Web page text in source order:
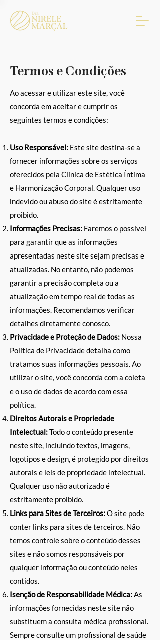
Termos e Condições
Ao acessar e utilizar este site, você
concorda em aceitar e cumprir os
seguintes termos e condições:
Uso Responsável: Este site destina-se a
fornecer informações sobre os serviços
oferecidos pela Clínica de Estética Íntima
e Harmonização Corporal. Qualquer uso
indevido ou abuso do site é estritamente
proibido.
Informações Precisas: Faremos o possível
para garantir que as informações
apresentadas neste site sejam precisas e
atualizadas. No entanto, não podemos
garantir a precisão completa ou a
atualização em tempo real de todas as
informações. Recomendamos verificar
detalhes diretamente conosco.
Privacidade e Proteção de Dados: Nossa
Política de Privacidade detalha como
tratamos suas informações pessoais. Ao
utilizar o site, você concorda com a coleta
e o uso de dados de acordo com essa
política.
Direitos Autorais e Propriedade
Intelectual:Todo o conteúdo presente
neste site, incluindo textos, imagens,
logotipos e design, é protegido por direitos
autorais e leis de propriedade intelectual.
Qualquer uso não autorizado é
estritamente proibido.
Links para Sites de Terceiros:O site pode
conter links para sites de terceiros. Não
temos controle sobre o conteúdo desses
sites e não somos responsáveis por
qualquer informação ou conteúdo neles
contidos.
Isenção de Responsabilidade Médica:As
informações fornecidas neste site não
substituem a consulta médica profissional.
Sempre consulte um profissional de saúde